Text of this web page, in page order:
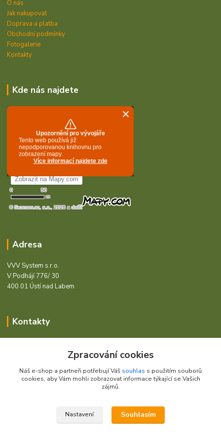
O nás
Jak nakupovat
Doprava a platba
Obchodní podmínky
Fotogalerie
Kontakty
Kde nás najdete
Adresa
VVV System s.r.o.
V Podhájí 776/ 30
400 01 Ústí nad Labem
Kontakty
+420 472744350
Po - Pá 8:00 - 15:00
Zpracování cookies
Náš e-shop a partneři potřebují Váš souhlas s použitím souborů
cookies, aby Vám mohli zobrazovat informace týkající se Vašich
zájmů.
Nastavení Souhlasím